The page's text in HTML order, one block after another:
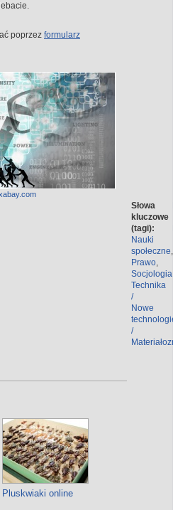
poprzez formularz
Słowa
kluczowe
(tagi):
Nauki
społeczne
Prawo
Socjologia
Technika
/
Nowe
/
Pluskwiaki online